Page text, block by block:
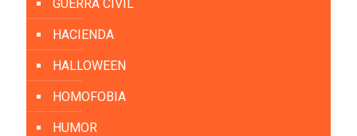
GUERRA CIVIL
HACIENDA
HALLOWEEN
HOMOFOBIA
HUMOR